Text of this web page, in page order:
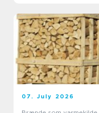
07. July 2026